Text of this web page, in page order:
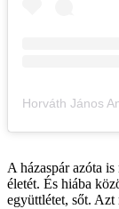
A házaspár azóta
életét. És hiába
együttlétet, sőt. Azt